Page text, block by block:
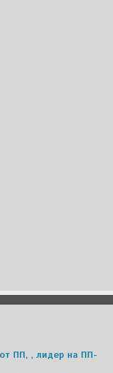
ПП, , лидер на ПП-